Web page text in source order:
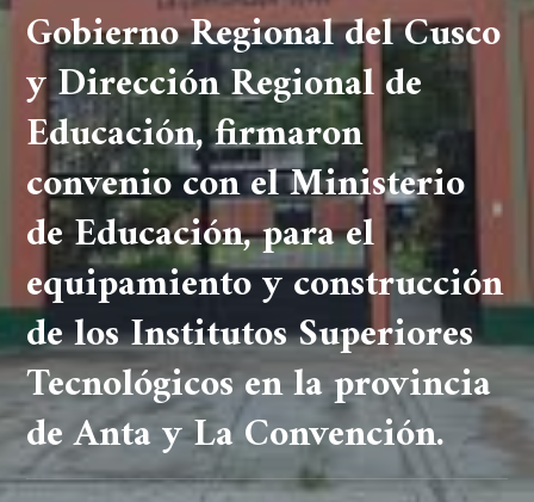
Gobierno Regional del Cusco
y Dirección Regional de
Educación, firmaron
convenio con el Ministerio
de Educación, para el
equipamiento y construcción
de los Institutos Superiores
Tecnológicos en la provincia
de Anta y La Convención.